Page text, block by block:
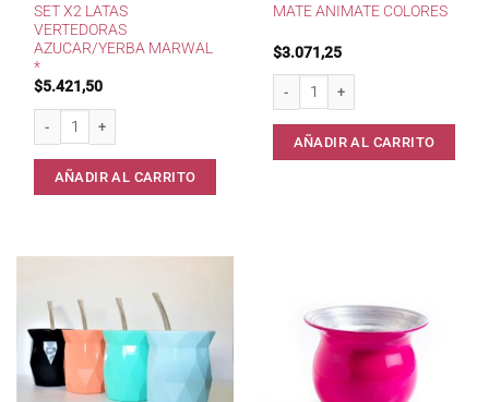
SET X2 LATAS
VERTEDORAS
AZUCAR/YERBA MARWAL
*
$5.421,50
AÑADIR AL CARRITO
MATE ANIMATE COLORES
$3.071,25
Mate ANIMATE colores cantidad
AÑADIR AL CARRITO